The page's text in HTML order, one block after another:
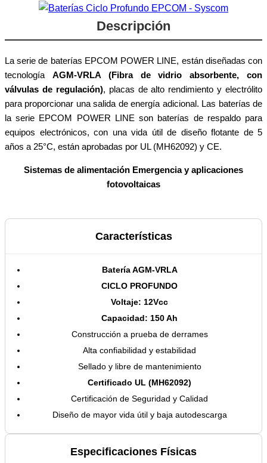
Descripción
La serie de baterías EPCOM POWER LINE, están diseñadas con
tecnología AGM-VRLA (Fibra de vidrio absorbente, con
válvulas de regulación), placas de alto rendimiento y electrólito
para proporcionar una salida de energía adicional. Las baterías de
la serie EPCOM POWER LINE son baterías de respaldo para
equipos electrónicos, con una vida útil de diseño flotante de 5
años a 25°C, están aprobadas por UL (MH62092) y CE.
Sistemas de alimentación Emergencia y aplicaciones
fotovoltaicas
Características
Batería AGM-VRLA
CICLO PROFUNDO
Voltaje: 12Vcc
Capacidad: 150 Ah
Construcción a prueba de derrames
Alta confiabilidad y estabilidad
Sellado y libre de mantenimiento
Certificado UL (MH62092)
Certificación de Seguridad y Calidad
Diseño de mayor vida útil y baja autodescarga
Especificaciones Físicas